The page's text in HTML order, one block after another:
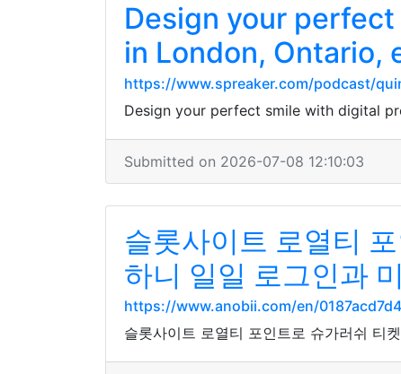
Design your
in London, Ontario,
https://www.spreaker.com/podcast/
Design your perfect smile with digital
Submitted on 2026-07-08 12:10:03
슬롯사이트 로열티
하니 일일 로그인과
https://www.anobii.com/en/
슬롯사이트 로열티 포인트로 슈가러쉬 티